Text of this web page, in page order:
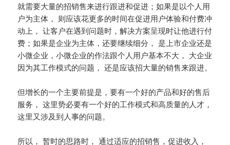
就需要大量的招销售来进行跟进和促进；如果是以个人用
户为主体， 则应该花更多的时间在促进用户体验和付费冲
动上， 让客户在遇到问题时，解决方案呈现时让他进行付
费；如果是企业为主体，还要继续细分， 是上市企业还是
小微企业，小微企业的作法跟个人用户基本不大， 大企业
因为其工作模式的问题， 还是应该招大量的销售来跟进。
但增长的一个主要前提是，要有一个好的产品和好的售后
服务， 这里势必要有一个好的工作模式和高质量的人才，
这里又涉及到人事的问题。
所以， 暂时的思路时， 通过适应的招销售，促进收入，